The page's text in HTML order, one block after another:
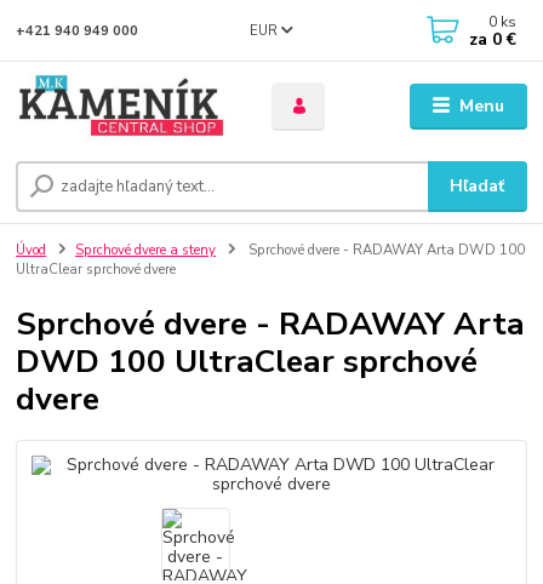
Menu
EUR
Hľadať
+421 940 949 000 0 ks
za 0 €
Úvod Sprchové dvere a steny
Sprchové dvere - RADAWAY Arta DWD 100
UltraClear sprchové dvere
Sprchové dvere - RADAWAY Arta
DWD 100 UltraClear sprchové
dvere